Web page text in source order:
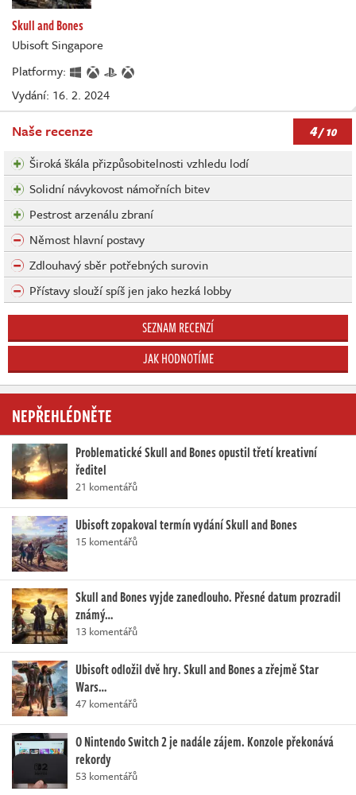
Skull and Bones
Ubisoft Singapore
Platformy:
Vydání: 16. 2. 2024
Naše recenze 4/ 10
Široká škála přizpůsobitelnosti vzhledu lodí
Solidní návykovost námořních bitev
Pestrost arzenálu zbraní
Němost hlavní postavy
Zdlouhavý sběr potřebných surovin
Přístavy slouží spíš jen jako hezká lobby
SEZNAM RECENZÍ
JAK HODNOTÍME
NEPŘEHLÉDNĚTE
Problematické Skull and Bones opustil třetí kreativní
ředitel
21 komentářů
Ubisoft zopakoval termín vydání Skull and Bones
15 komentářů
Skull and Bones vyjde zanedlouho. Přesné datum prozradil
známý…
13 komentářů
Ubisoft odložil dvě hry. Skull and Bones a zřejmě Star
Wars…
47 komentářů
O Nintendo Switch 2 je nadále zájem. Konzole překonává
rekordy
53 komentářů